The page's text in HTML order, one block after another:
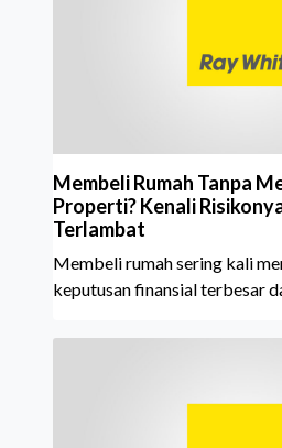
White Indonesia. Top Brand
Membeli Rumah Tanpa
Properti? Kenali
Terlambat
Membeli rumah sering kali
keputusan finansial terbesar
aktif merencanakan